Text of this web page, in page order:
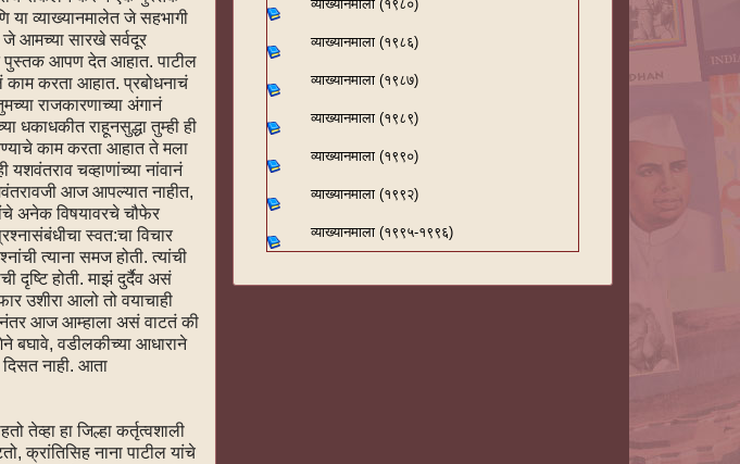
व्याख्यानमालेत जे सहभागी
आमच्या सारखे सर्वदूर
पुस्तक आपण देत आहात. पाटील
करता आहात. प्रबोधनाचं
राजकारणाच्या अंगानं
धकाधकीत राहूनसुद्धा तुम्ही ही
काम करता आहात ते मला
चव्हाणांच्या नांवानं
आज आपल्यात नाहीत,
अनेक विषयावरचे चौफेर
स्वत:चा विचार
त्याना समज होती. त्यांची
दृष्टि होती. माझं दुर्दैव असं
उशीरा आलो तो वयाचाही
आज आम्हाला असं वाटतं की
बघावे, वडीलकीच्या आधाराने
दिसत नाही. आता
तेव्हा हा जिल्हा कर्तृत्वशाली
क्रांतिसिह नाना पाटील यांचे
व्याख्यानमाला (१९८०)
व्याख्यानमाला (१९८६)
व्याख्यानमाला (१९८७)
व्याख्यानमाला (१९८९)
व्याख्यानमाला (१९९०)
व्याख्यानमाला (१९९२)
व्याख्यानमाला (१९९५-१९९६)